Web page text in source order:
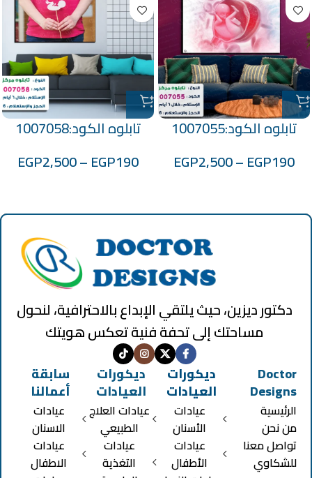
تابلوه الكود:1007055
EGP190
–
EGP2,500
تابلوه الكود:1007058
EGP190
–
EGP2,500
دكتور ديزين، حيث يلتقي الإبداع بالاحترافية، لنحول
مساحتك إلى تحفة فنية تعكس هويتك
Doctor
Designs
الرئيسية
من نحن
تواصل معنا
للشكاوي
ديكورات
العيادات
عيادات
الأسنان
عيادات
الأطفال
ديكورات
العيادات
عيادات العلاج
الطبيعي
عيادات
التغذية
سابقة
أعمالنا
عيادات
الاسنان
عيادات
الاطفال